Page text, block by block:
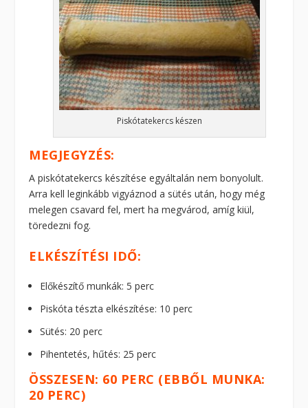
Piskótatekercs készen
MEGJEGYZÉS:
A piskótatekercs készítése egyáltalán nem bonyolult.
Arra kell leginkább vigyáznod a sütés után, hogy még
melegen csavard fel, mert ha megvárod, amíg kiül,
töredezni fog.
ELKÉSZÍTÉSI IDŐ:
Előkészítő munkák: 5 perc
Piskóta tészta elkészítése: 10 perc
Sütés: 20 perc
Pihentetés, hűtés: 25 perc
ÖSSZESEN: 60 PERC (EBBŐL MUNKA:
20 PERC)